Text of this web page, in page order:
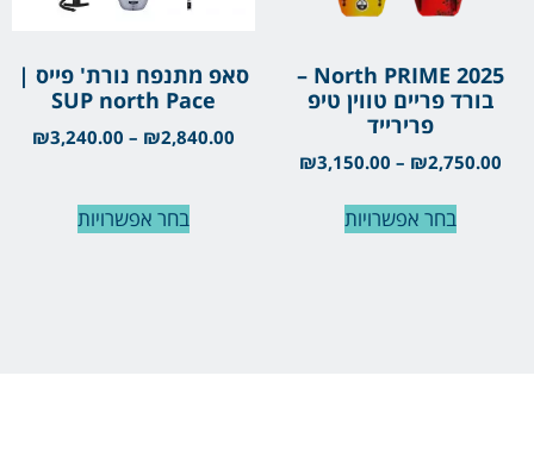
North PRIME 2025 –
בורד פריים טווין טיפ
פרירייד
₪2,750.00
–
₪3,150.00
בחר אפשרויות
סאפ מתנפח נורת' פייס |
SUP north Pace
₪2,840.00
–
₪3,240.00
בחר אפשרויות